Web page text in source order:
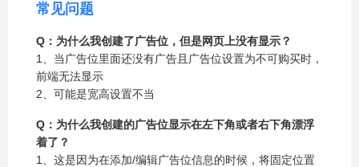
常见问题
Q：为什么我创建了广告位，但是网页上没有显示？
1、当广告位里面还没有广告且广告位设置为不可购买时，
前端无法显示
2、可能是宽高设置不当
Q：为什么我创建的广告位显示在左下角或者右下角漂浮
着了？
1、这是因为在添加/编辑广告位信息的时候，将固定位置